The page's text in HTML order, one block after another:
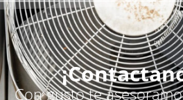
Con gusto te